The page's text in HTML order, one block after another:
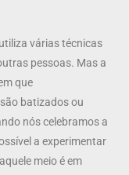
várias técnicas
pessoas. Mas a
que
batizados ou
nós celebramos a
a experimentar
meio é em